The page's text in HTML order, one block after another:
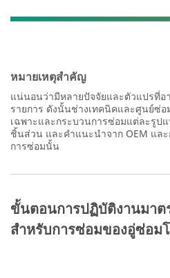
หมายเหตุสำคัญ
แน่นอนว่ามีหลายปัจจัยและตัวแปรที่อ
รายการ ดังนั้นช่างเทคนิคและศูนย์ซ่อ
เฉพาะและกระบวนการซ่อมแต่ละรูป
ชิ้นส่วน และคำแนะนำจาก OEM แล
การซ่อมนั้น
ขั้นตอนการปฏิบัติงานมาต
สำหรับการซ่อมของอู่ซ่อม